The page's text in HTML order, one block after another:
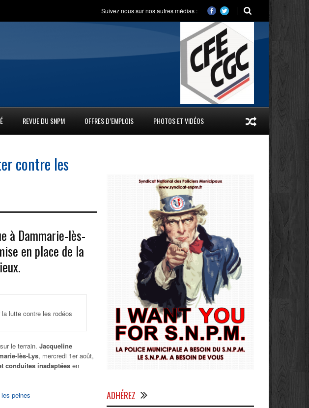
Suivez nous sur nos autres médias :
REVUE DU SNPM OFFRES D’EMPLOIS PHOTOS ET VIDÉOS
contre les
à Dammarie-lès-
en place de la
lutte contre les rodéos
le terrain. Jacqueline
lès-Lys, mercredi 1er août,
conduites inadaptées en
peines ADHÉREZ